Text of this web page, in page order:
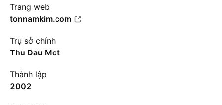
Trang web
tonnamkim.com
Trụ sở chính
Thu Dau Mot
Thành lập
2002